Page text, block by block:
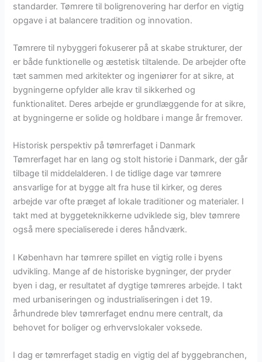
standarder. Tømrere til boligrenovering har derfor en vigtig
opgave i at balancere tradition og innovation.
Tømrere til nybyggeri fokuserer på at skabe strukturer, der
er både funktionelle og æstetisk tiltalende. De arbejder ofte
tæt sammen med arkitekter og ingeniører for at sikre, at
bygningerne opfylder alle krav til sikkerhed og
funktionalitet. Deres arbejde er grundlæggende for at sikre,
at bygningerne er solide og holdbare i mange år fremover.
Historisk perspektiv på tømrerfaget i Danmark
Tømrerfaget har en lang og stolt historie i Danmark, der går
tilbage til middelalderen. I de tidlige dage var tømrere
ansvarlige for at bygge alt fra huse til kirker, og deres
arbejde var ofte præget af lokale traditioner og materialer. I
takt med at byggeteknikkerne udviklede sig, blev tømrere
også mere specialiserede i deres håndværk.
I København har tømrere spillet en vigtig rolle i byens
udvikling. Mange af de historiske bygninger, der pryder
byen i dag, er resultatet af dygtige tømreres arbejde. I takt
med urbaniseringen og industrialiseringen i det 19.
århundrede blev tømrerfaget endnu mere centralt, da
behovet for boliger og erhvervslokaler voksede.
I dag er tømrerfaget stadig en vigtig del af byggebranchen,